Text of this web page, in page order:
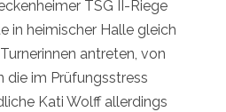
TSG II-Riege
in heimischer Halle gleich
antreten, von
die im Prüfungsstress
Kati Wolff allerdings